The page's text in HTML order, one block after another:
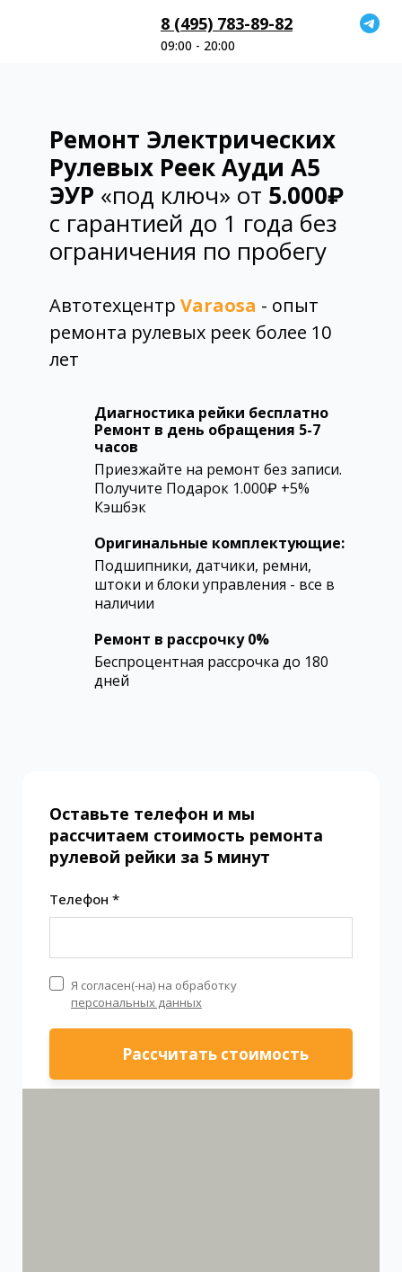
8 (495) 783-89-82
09:00 - 20:00
Ремонт Электрических
Рулевых Реек Ауди А5
ЭУР «под ключ» от 5.000₽
с гарантией до 1 года без
ограничения по пробегу
Автотехцентр Varaosa - опыт
ремонта рулевых реек более 10
лет
Диагностика рейки бесплатно
Ремонт в день обращения 5-7
часов
Приезжайте на ремонт без записи.
Получите Подарок 1.000₽ +5%
Кэшбэк
Оригинальные комплектующие:
Подшипники, датчики, ремни,
штоки и блоки управления - все в
наличии
Ремонт в рассрочку 0%
Беспроцентная рассрочка до 180
дней
Оставьте телефон и мы
рассчитаем стоимость ремонта
рулевой рейки за 5 минут
Телефон *
Рассчитать стоимость
Я согласен(-на) на обработку
персональных данных